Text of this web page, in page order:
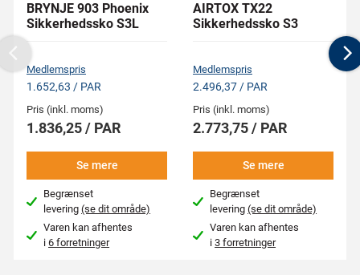
BRYNJE 903 Phoenix
Sikkerhedssko S3L
Medlemspris
1.652,63 / PAR
Pris (inkl. moms)
1.836,25 / PAR
Se mere
Begrænset
levering(se dit område)
Varen kan afhentes
i6 forretninger
AIRTOX TX22
Sikkerhedssko S3
Medlemspris
2.496,37 / PAR
Pris (inkl. moms)
2.773,75 / PAR
Se mere
Begrænset
levering(se dit område)
Varen kan afhentes
i3 forretninger
Previous